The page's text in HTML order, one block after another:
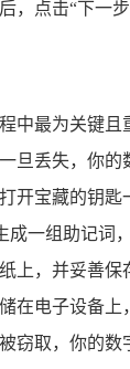
，点击“下一步
中最为关键且
旦丢失，你的
开宝藏的钥匙
成一组助记词
上，并妥善保
在电子设备上
窃取，你的数